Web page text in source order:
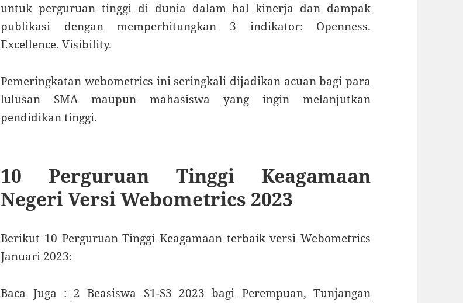
untuk perguruan tinggi di dunia dalam hal kinerja dan dampak
publikasi dengan memperhitungkan 3 indikator: Openness.
Excellence. Visibility.
Pemeringkatan webometrics ini seringkali dijadikan acuan bagi para
lulusan SMA maupun mahasiswa yang ingin melanjutkan
pendidikan tinggi.
10 Perguruan Tinggi Keagamaan
Negeri Versi Webometrics 2023
Berikut 10 Perguruan Tinggi Keagamaan terbaik versi Webometrics
Januari 2023:
Baca Juga : 2 Beasiswa S1-S3 2023 bagi Perempuan, Tunjangan